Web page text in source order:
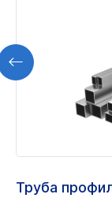
Труба